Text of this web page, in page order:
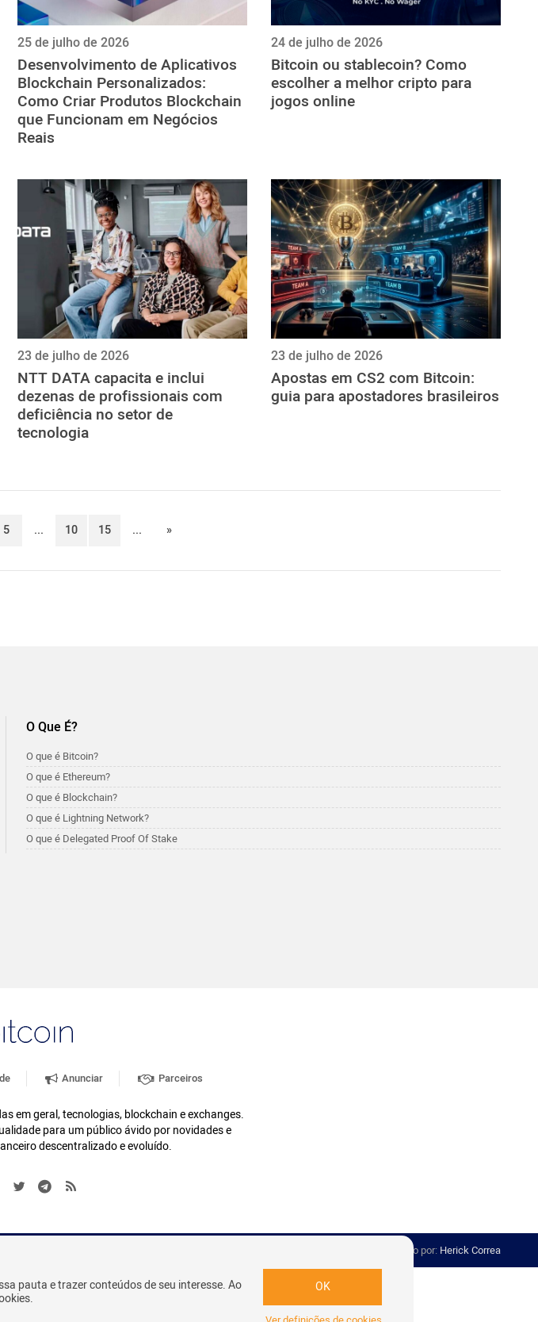
25 de julho de 2026
Desenvolvimento de Aplicativos
Blockchain Personalizados:
Como Criar Produtos Blockchain
que Funcionam em Negócios
Reais
24 de julho de 2026
Bitcoin ou stablecoin? Como
escolher a melhor cripto para
jogos online
23 de julho de 2026
NTT DATA capacita e inclui
dezenas de profissionais com
deficiência no setor de
tecnologia
23 de julho de 2026
Apostas em CS2 com Bitcoin:
guia para apostadores brasileiros
5 ... 10 15 ... »
O Que É?
O que é Bitcoin?
O que é Ethereum?
O que é Blockchain?
O que é Lightning Network?
O que é Delegated Proof Of Stake
Anunciar Parceiros
em geral, tecnologias, blockchain e exchanges.
para um público ávido por novidades e
descentralizado e evoluído.
Desenvolvido por: Herick Correa
pauta e trazer conteúdos de seu interesse. Ao
OK